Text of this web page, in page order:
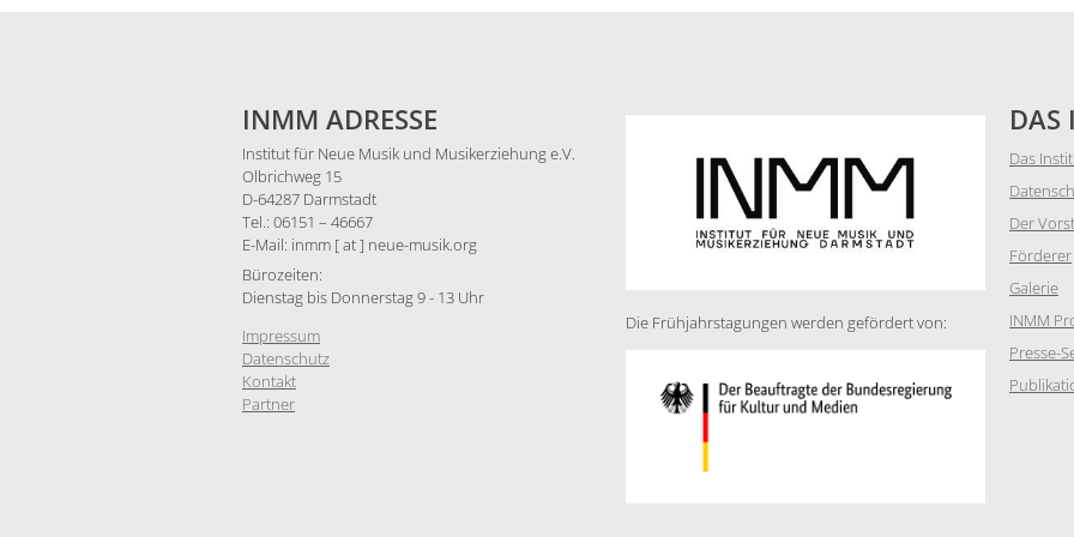
INMM ADRESSE
Institut für Neue Musik und Musikerziehung e.V.
Olbrichweg 15
D-64287 Darmstadt
Tel.: 06151 – 46667
E-Mail: inmm [ at ] neue-musik.org
Bürozeiten:
Dienstag bis Donnerstag 9 - 13 Uhr
Impressum
Datenschutz
Kontakt
Partner
Die Frühjahrstagungen werden gefördert von:
DAS
Das
Der
Förderer
Galerie
INMM
Presse-